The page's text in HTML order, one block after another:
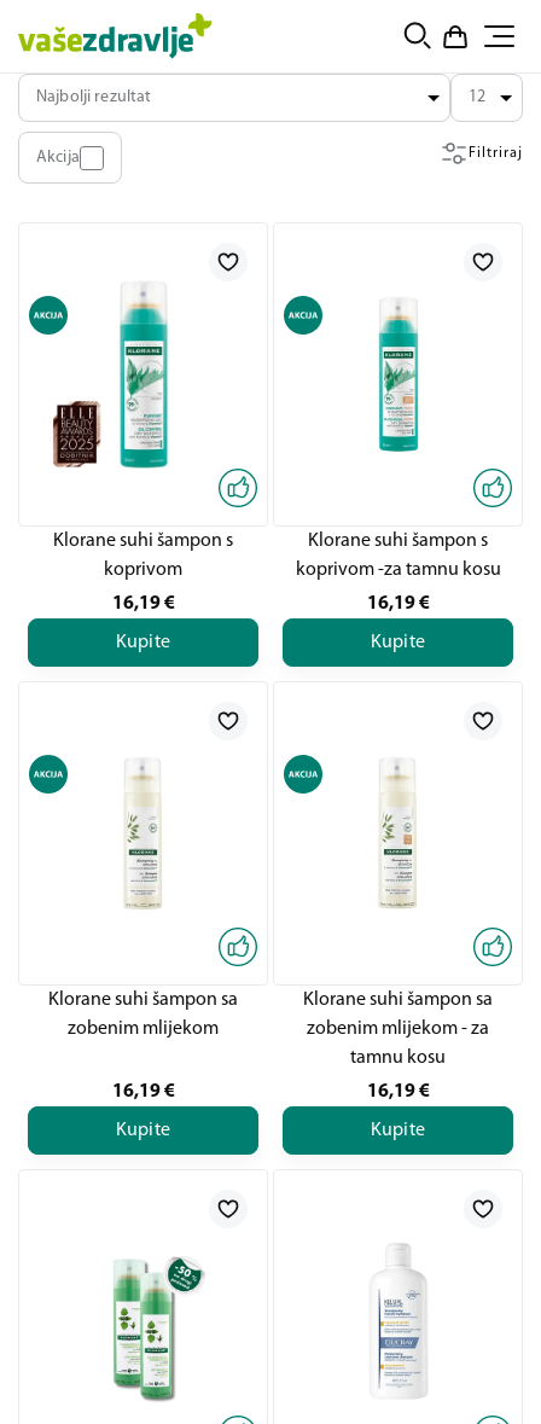
Filtriraj
Akcija
Najbolji rezultat 12
Klorane suhi šampon s
koprivom
16,19 €
Kupite
Klorane suhi šampon s
koprivom -za tamnu kosu
16,19 €
Kupite
Klorane suhi šampon sa
zobenim mlijekom
16,19 €
Kupite
Klorane suhi šampon sa
zobenim mlijekom - za
tamnu kosu
16,19 €
Kupite